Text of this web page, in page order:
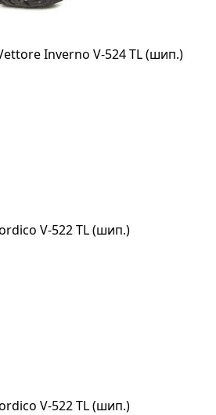
Inverno V-524 TL (шип.)
V-522 TL (шип.)
V-522 TL (шип.)